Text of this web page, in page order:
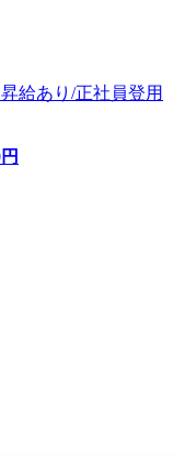
給あり/正社員登用
円